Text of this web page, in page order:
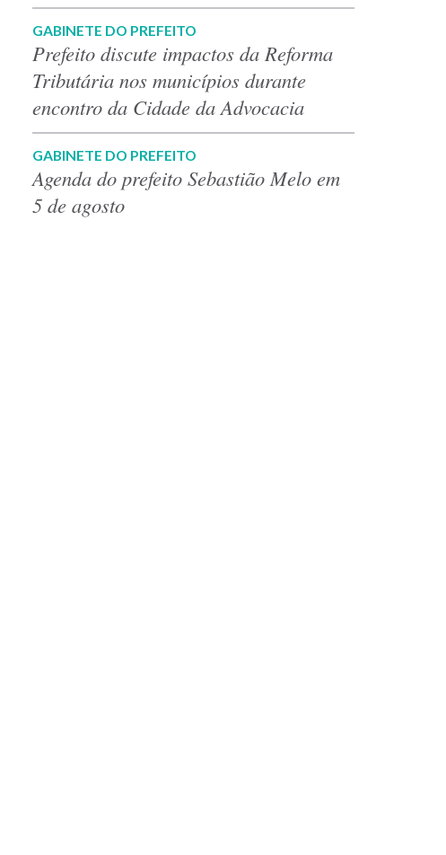
GABINETE DO PREFEITO
Prefeito discute impactos da Reforma
Tributária nos municípios durante
encontro da Cidade da Advocacia
GABINETE DO PREFEITO
Agenda do prefeito Sebastião Melo em
5 de agosto